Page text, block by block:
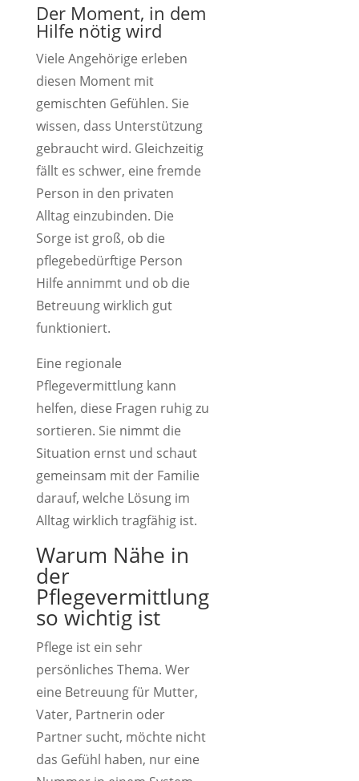
Der Moment, in dem
Hilfe nötig wird
Viele Angehörige erleben
diesen Moment mit
gemischten Gefühlen. Sie
wissen, dass Unterstützung
gebraucht wird. Gleichzeitig
fällt es schwer, eine fremde
Person in den privaten
Alltag einzubinden. Die
Sorge ist groß, ob die
pflegebedürftige Person
Hilfe annimmt und ob die
Betreuung wirklich gut
funktioniert.
Eine regionale
Pflegevermittlung kann
helfen, diese Fragen ruhig zu
sortieren. Sie nimmt die
Situation ernst und schaut
gemeinsam mit der Familie
darauf, welche Lösung im
Alltag wirklich tragfähig ist.
Warum Nähe in
der
Pflegevermittlung
so wichtig ist
Pflege ist ein sehr
persönliches Thema. Wer
eine Betreuung für Mutter,
Vater, Partnerin oder
Partner sucht, möchte nicht
das Gefühl haben, nur eine